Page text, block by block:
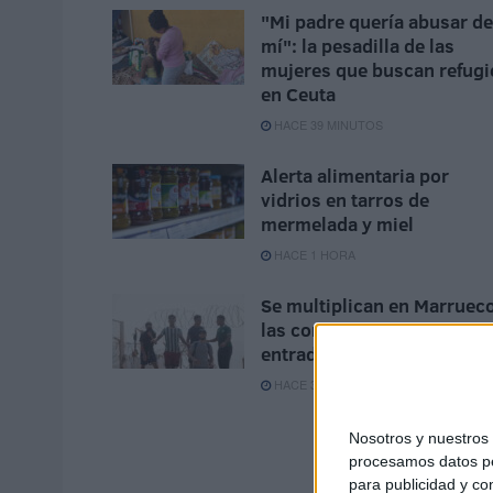
Nosotros y nuestros
procesamos datos
para publicidad y
"Mi padre quería abusar de
mí": la pesadilla de las
mujeres que buscan
en Ceuta
HACE 39 MINUTOS
Alerta alimentaria por
vidrios en tarros de
mermelada y miel
HACE 1 HORA
Se multiplican en
las convocatorias para una
entrada masiva a España
HACE 3 HORAS